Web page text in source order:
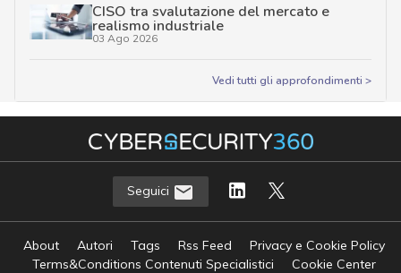
CISO tra svalutazione del mercato e
realismo industriale
03 Ago 2026
Vedi tutti gli approfondimenti >
Seguici
About Autori Tags Rss Feed
Privacy e Cookie Policy
Terms&Conditions Contenuti Specialistici
Cookie Center